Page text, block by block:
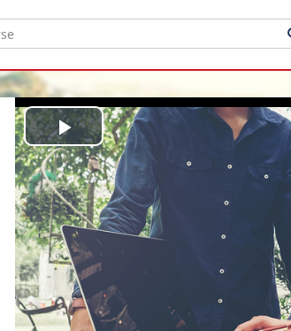
Play
Video